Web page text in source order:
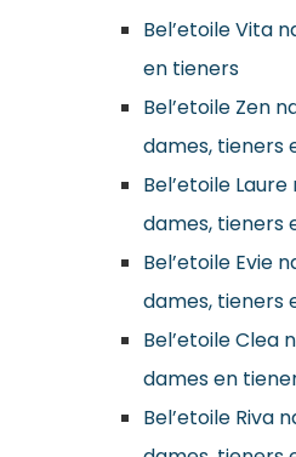
Bel’etoile Vita
en tieners
Bel’etoile Zen
dames, tieners
Bel’etoile
dames, tieners
Bel’etoile Evie
dames, tieners
Bel’etoile Clea
dames en
Bel’etoile Riva